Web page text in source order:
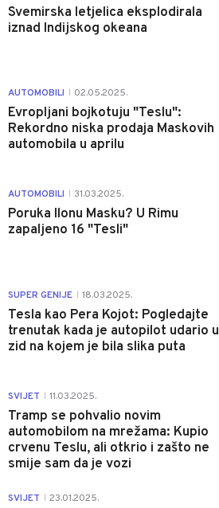
Svemirska letjelica eksplodirala
iznad Indijskog okeana
AUTOMOBILI 02.05.2025.
Evropljani bojkotuju "Teslu":
Rekordno niska prodaja Maskovih
automobila u aprilu
AUTOMOBILI 31.03.2025.
Poruka Ilonu Masku? U Rimu
zapaljeno 16 "Tesli"
SUPER GENIJE 18.03.2025.
Tesla kao Pera Kojot: Pogledajte
trenutak kada je autopilot udario u
zid na kojem je bila slika puta
SVIJET 11.03.2025.
Tramp se pohvalio novim
automobilom na mrežama: Kupio
crvenu Teslu, ali otkrio i zašto ne
smije sam da je vozi
SVIJET 23.01.2025.